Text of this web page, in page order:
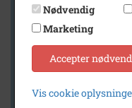
Generelt
Nødvendig
Marketing
Accepter
Vis cookie